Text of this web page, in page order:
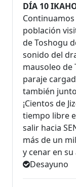
DÍA 10
Continuamos
población
de Toshogu
sonido del
mausoleo de
paraje
también
¡Cientos de
tiempo libre
salir hacia
más de un
y cenar en
Desayuno